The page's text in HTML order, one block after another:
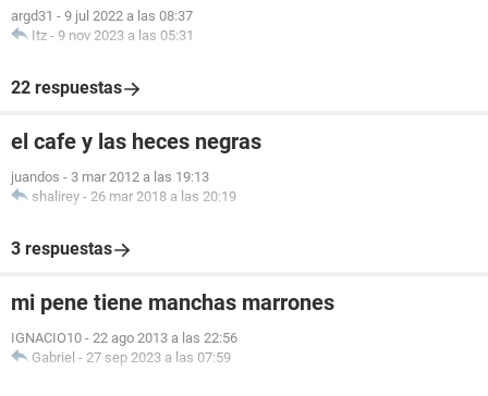
argd31 - 9 jul 2022 a las 08:37
Itz - 9 nov 2023 a las 05:31
22 respuestas
el cafe y las heces negras
juandos - 3 mar 2012 a las 19:13
shalirey - 26 mar 2018 a las 20:19
3 respuestas
mi pene tiene manchas marrones
IGNACIO10 - 22 ago 2013 a las 22:56
Gabriel - 27 sep 2023 a las 07:59